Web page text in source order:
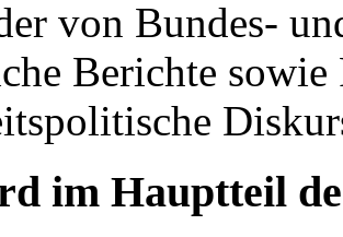
von Bundes-
Berichte sowie
im Hauptteil